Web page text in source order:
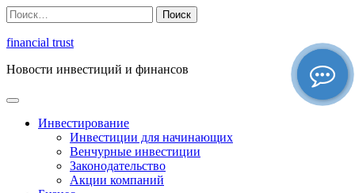
Перейти
к
содержимому
Найти:
financial trust
Новости инвестиций и финансов
Инвестирование
Инвестиции для начинающих
Венчурные инвестиции
Законодательство
Акции компаний